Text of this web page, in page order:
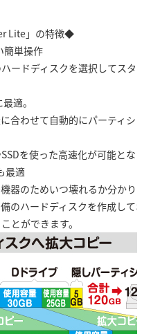
Lite」の特徴◆
簡単操作
ドディスクを選択してスター
適。
わせて自動的にパーティショ
を使った高速化が可能となり
最適
のためいつ壊れるか分かりま
ハードディスクを作成してお
とができます。